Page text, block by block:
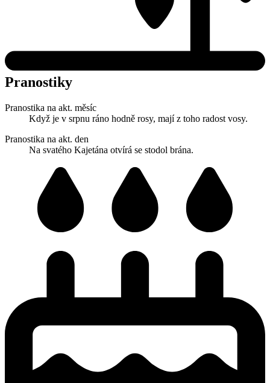
Pranostiky
Pranostika na akt. měsíc
Když je v srpnu ráno hodně rosy, mají z toho radost vosy.
Pranostika na akt. den
Na svatého Kajetána otvírá se stodol brána.